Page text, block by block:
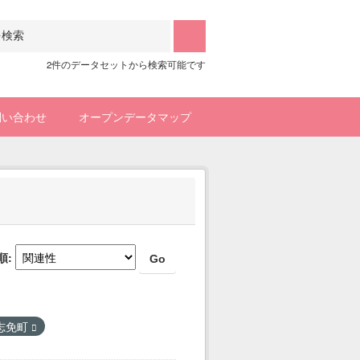
2件のデータセットから検索可能です
合わせ オープンデータマップ
Go
免町